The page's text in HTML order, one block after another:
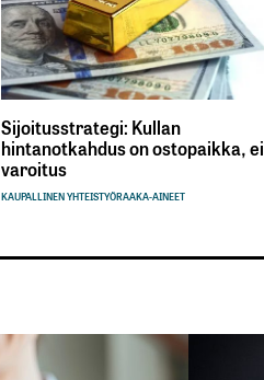
Sijoitusstrategi: Kullan
hintanotkahdus on ostopaikka, ei
varoitus
KAUPALLINEN YHTEISTYÖRAAKA-AINEET